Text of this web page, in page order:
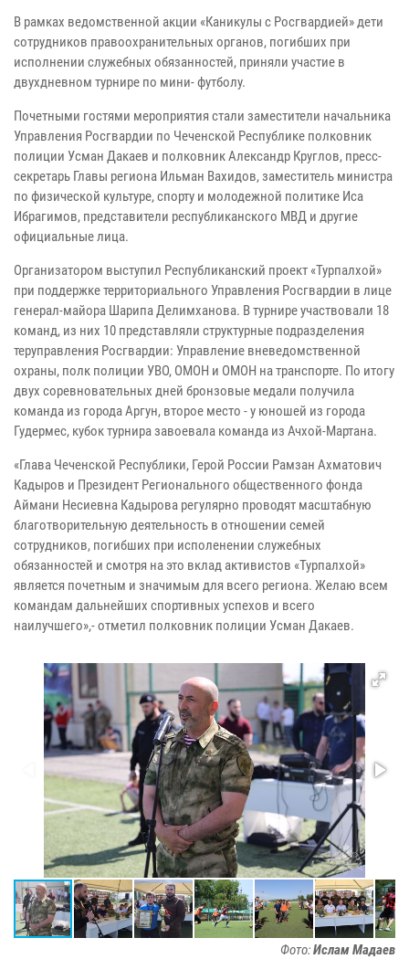
В рамках ведомственной акции «Каникулы с Росгвардией» дети
сотрудников правоохранительных органов, погибших при
исполнении служебных обязанностей, приняли участие в
двухдневном турнире по мини- футболу.
Почетными гостями мероприятия стали заместители начальника
Управления Росгвардии по Чеченской Республике полковник
полиции Усман Дакаев и полковник Александр Круглов, пресс-
секретарь Главы региона Ильман Вахидов, заместитель министра
по физической культуре, спорту и молодежной политике Иса
Ибрагимов, представители республиканского МВД и другие
официальные лица.
Организатором выступил Республиканский проект «Турпалхой»
при поддержке территориального Управления Росгвардии в лице
генерал-майора Шарипа Делимханова. В турнире участвовали 18
команд, из них 10 представляли структурные подразделения
теруправления Росгвардии: Управление вневедомственной
охраны, полк полиции УВО, ОМОН и ОМОН на транспорте. По итогу
двух соревновательных дней бронзовые медали получила
команда из города Аргун, второе место - у юношей из города
Гудермес, кубок турнира завоевала команда из Ачхой-Мартана.
«Глава Чеченской Республики, Герой России Рамзан Ахматович
Кадыров и Президент Регионального общественного фонда
Аймани Несиевна Кадырова регулярно проводят масштабную
благотворительную деятельность в отношении семей
сотрудников, погибших при исполенении служебных
обязанностей и смотря на это вклад активистов «Турпалхой»
является почетным и значимым для всего региона. Желаю всем
командам дальнейших спортивных успехов и всего
наилучшего»,- отметил полковник полиции Усман Дакаев.
Фото:Ислам Мадаев